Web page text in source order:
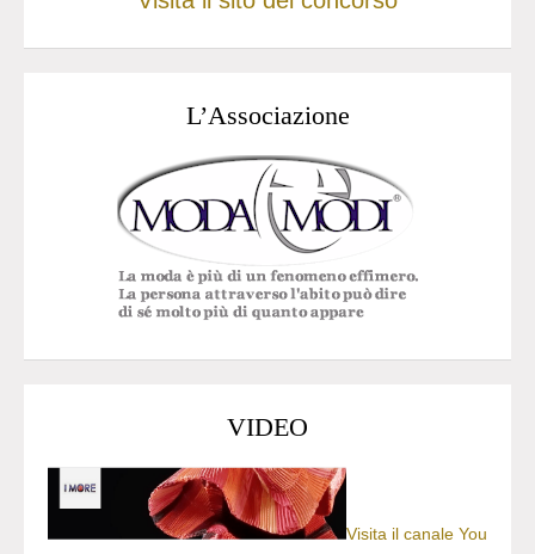
L’Associazione
VIDEO
Visita il canale You